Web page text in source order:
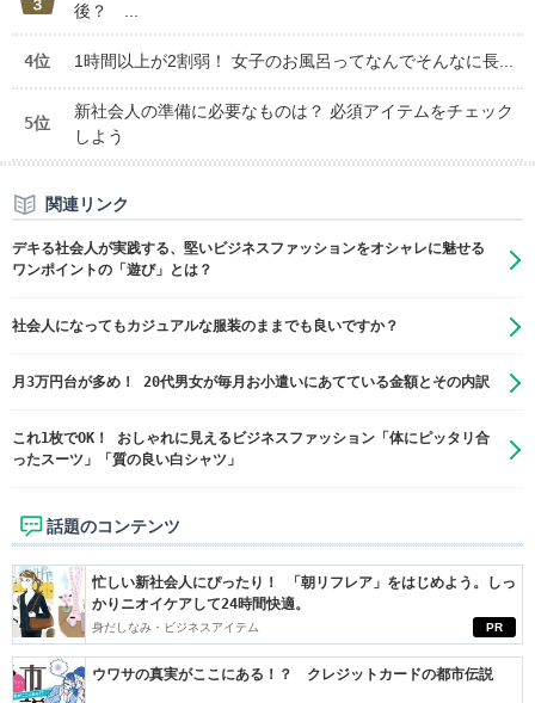
後？ ...
4位 1時間以上が2割弱！ 女子のお風呂ってなんでそんなに長...
5位
新社会人の準備に必要なものは？ 必須アイテムをチェック
しよう
関連リンク
デキる社会人が実践する、堅いビジネスファッションをオシャレに魅せる
ワンポイントの「遊び」とは？
社会人になってもカジュアルな服装のままでも良いですか？
月3万円台が多め！ 20代男女が毎月お小遣いにあてている金額とその内訳
これ1枚でOK！ おしゃれに見えるビジネスファッション「体にピッタリ合
ったスーツ」「質の良い白シャツ」
話題のコンテンツ
PR
忙しい新社会人にぴったり！ 「朝リフレア」をはじめよう。しっ
かりニオイケアして24時間快適。
身だしなみ・ビジネスアイテム
ウワサの真実がここにある！？ クレジットカードの都市伝説